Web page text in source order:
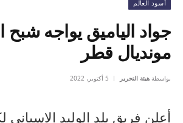
أسود العالم
جواد الياميق يواجه شبح
مونديال قطر
بواسطة هيئة التحرير 5 أكتوبر، 2022
أعلن فريق بلد الوليد الإسباني